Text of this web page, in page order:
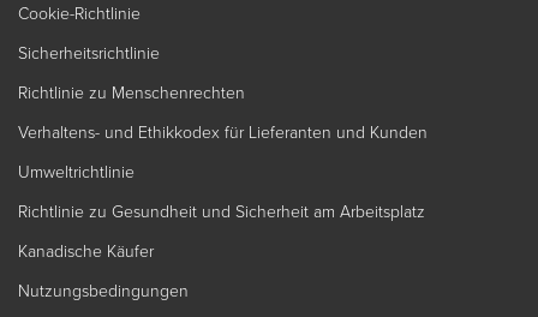
Cookie-Richtlinie
Sicherheitsrichtlinie
Richtlinie zu Menschenrechten
Verhaltens- und Ethikkodex für Lieferanten und Kunden
Umweltrichtlinie
Richtlinie zu Gesundheit und Sicherheit am Arbeitsplatz
Kanadische Käufer
Nutzungsbedingungen